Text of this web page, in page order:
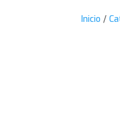
Inicio /